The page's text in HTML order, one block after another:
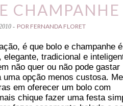
CHAMPANHE
- POR FERNANDA FLORET
é que bolo e champanhe
elegante, tradicional e
não quer ou não pode gastar
opção menos custosa.
em oferecer um bolo com
chique fazer uma festa